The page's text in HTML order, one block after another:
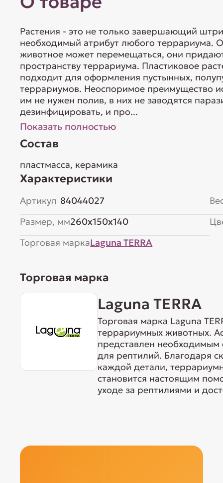
Растения - это не только завершающий
необходимый атрибут любого террариума.
животное может перемещаться, они
пространству террариума. Пластиковое
подходит для оформления пустынных,
террариумов. Неоспоримое преимущество
им не нужен полив, в них не заводятся
дезинфицировать, и про...
Показать полностью
Состав
пластмасса, керамика
Характеристики
Артикул 84044027
Размер, мм260x150x140
Торговая маркаLaguna TERRA
Торговая марка
Laguna TERRA
Торговая марка Laguna
террариумных животных.
представлен
для рептилий. Благодаря
каждой детали,
становится настоящим
уходе за рептилиями и